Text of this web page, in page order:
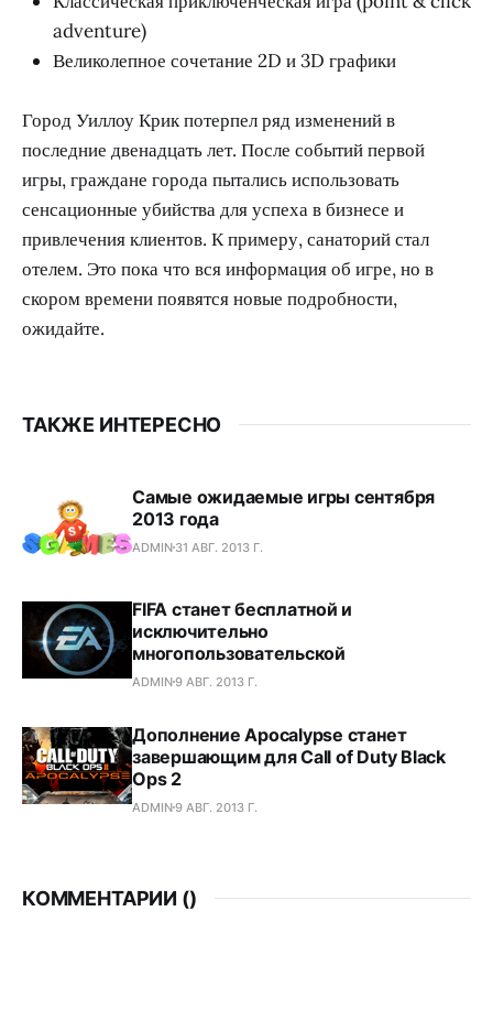
adventure)
Великолепное сочетание 2D и 3D графики
Город Уиллоу Крик потерпел ряд изменений в
последние двенадцать лет. После событий первой
игры, граждане города пытались использовать
сенсационные убийства для успеха в бизнесе и
привлечения клиентов. К примеру, санаторий стал
отелем. Это пока что вся информация об игре, но в
скором времени появятся новые подробности,
ожидайте.
ТАКЖЕ ИНТЕРЕСНО
Самые ожидаемые игры сентября
2013 года
ADMIN 31 АВГ. 2013 Г.
FIFA станет бесплатной и
исключительно
многопользовательской
ADMIN9 АВГ. 2013 Г.
Дополнение Apocalypse станет
завершающим для Call of Duty Black
Ops 2
ADMIN9 АВГ. 2013 Г.
КОММЕНТАРИИ ()